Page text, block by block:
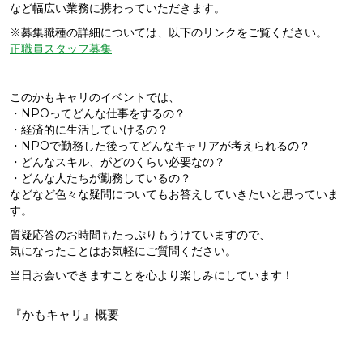
など幅広い業務に携わっていただきます。
※募集職種の詳細については、以下のリンクをご覧ください。
正職員スタッフ募集
このかもキャリのイベントでは、
・NPOってどんな仕事をするの？
・経済的に生活していけるの？
・NPOで勤務した後ってどんなキャリアが考えられるの？
・どんなスキル、がどのくらい必要なの？
・どんな人たちが勤務しているの？
などなど色々な疑問についてもお答えしていきたいと思っていま
す。
質疑応答のお時間もたっぷりもうけていますので、
気になったことはお気軽にご質問ください。
当日お会いできますことを心より楽しみにしています！
『かもキャリ』概要